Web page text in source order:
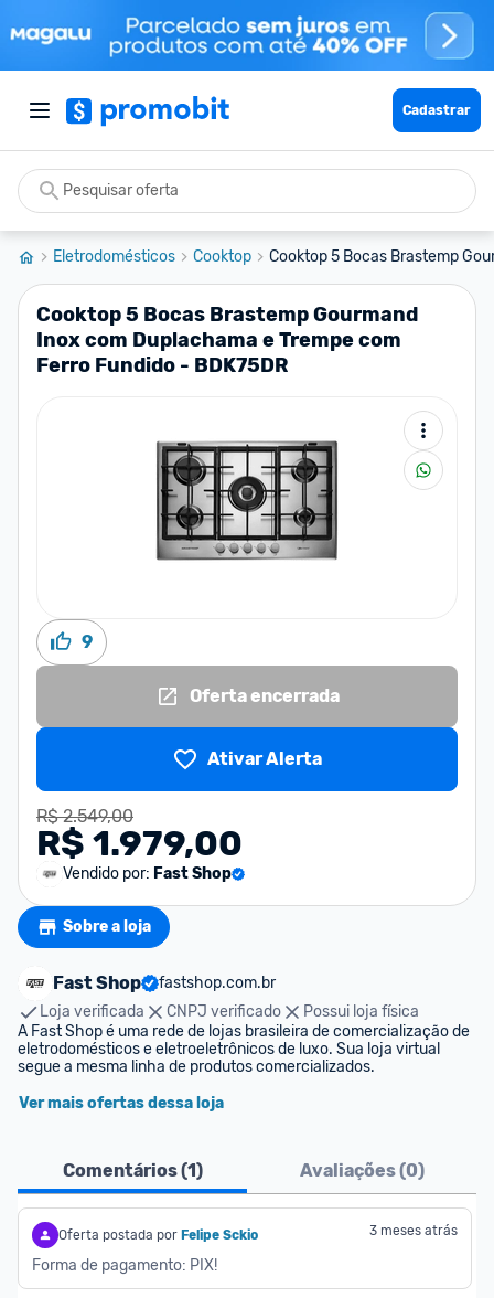
Cadastrar
Eletrodomésticos Cooktop Cooktop 5 Bocas Brastemp
Cooktop 5 Bocas Brastemp Gourmand
Inox com Duplachama e Trempe com
Ferro Fundido - BDK75DR
9
Oferta encerrada
Ativar Alerta
R$ 2.549,00
R$ 1.979,00
Vendido por: Fast Shop
Sobre a loja
Fast Shop
fastshop.com.br
Loja verificada
CNPJ verificado
Possui loja física
A Fast Shop é uma rede de lojas brasileira de comercialização de
eletrodomésticos e eletroeletrônicos de luxo. Sua loja virtual
segue a mesma linha de produtos comercializados.
Ver mais ofertas dessa loja
Comentários (1) Avaliações (0)
Oferta postada por Felipe Sckio 3 meses atrás
Forma de pagamento: PIX!